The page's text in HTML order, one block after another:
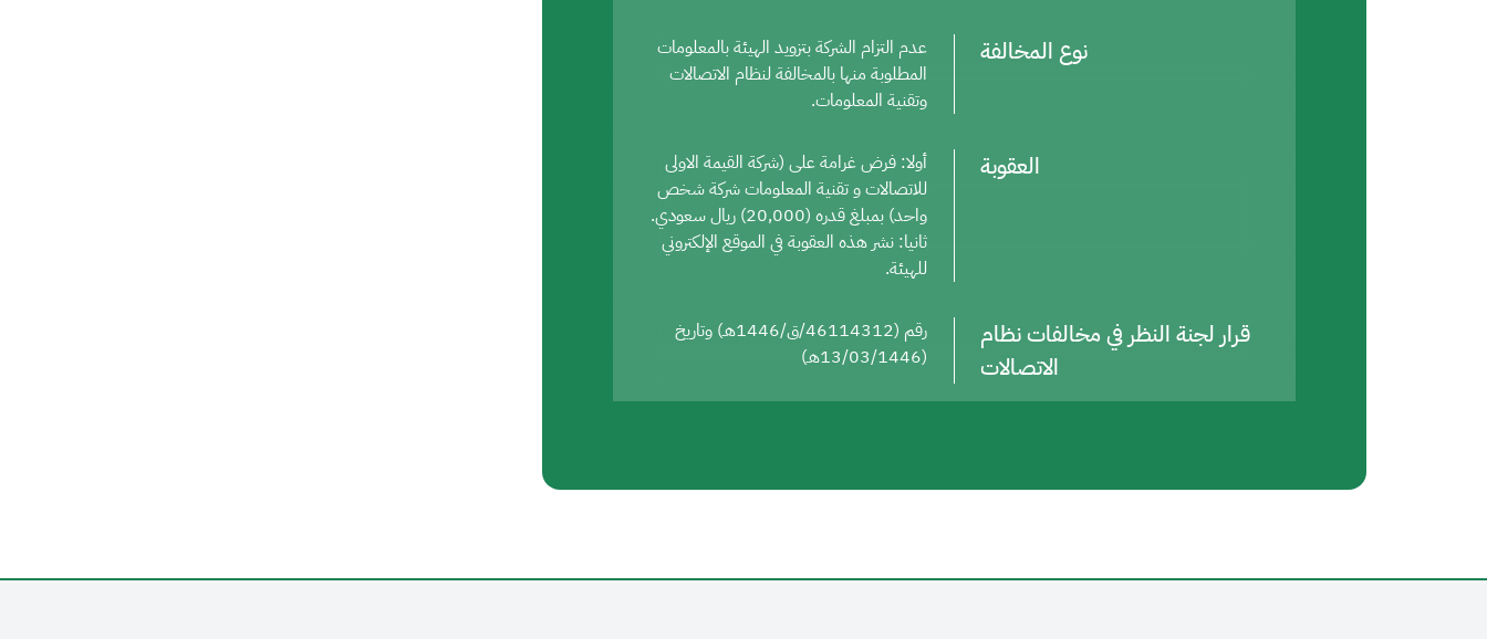
نوع المخالفة
عدم التزام الشركة بتزويد الهيئة بالمعلومات
المطلوبة منها بالمخالفة لنظام الاتصالات
وتقنية المعلومات.
العقوبة
أولا: فرض غرامة على (شركة القيمة الاولى
للاتصالات و تقنية المعلومات شركة شخص
واحد) بمبلغ قدره (20,000) ريال سعودي.
ثانيا: نشر هذه العقوبة في الموقع الإلكتروني
للهيئة.
قرار لجنة النظر في مخالفات نظام
الاتصالات
رقم (46114312/ق/1446هـ) وتاريخ
(13/03/1446هـ)